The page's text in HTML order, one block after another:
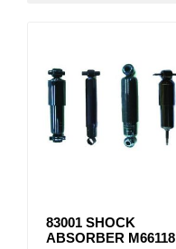
83001 SHOCK
ABSORBER M66118